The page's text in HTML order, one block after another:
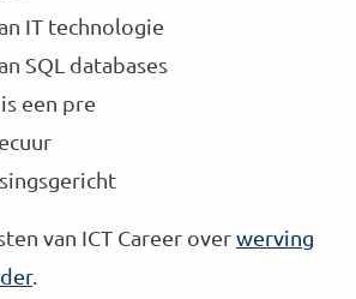
IT technologie
SQL databases
een pre
van ICT Career overwerving
.